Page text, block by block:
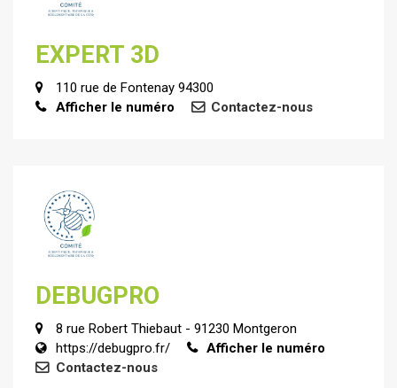
EXPERT 3D
110 rue de Fontenay 94300
Afficher le numéro
Contactez-nous
DEBUGPRO
8 rue Robert Thiebaut - 91230 Montgeron
https://debugpro.fr/
Afficher le numéro
Contactez-nous